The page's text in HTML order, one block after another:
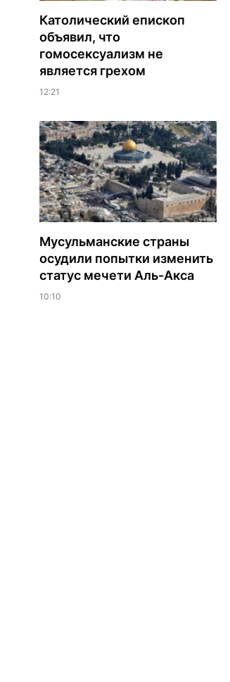
Католический епископ
объявил, что
гомосексуализм не
является грехом
12:21
Мусульманские страны
осудили попытки изменить
статус мечети Аль-Акса
10:10